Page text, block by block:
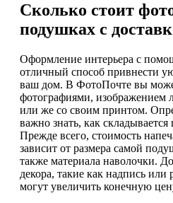
Сколько стоит
подушках с
Оформление интерьера с
отличный способ привнести
ваш дом. В ФотоПочте вы
фотографиями, изображением
или же со своим принтом.
важно знать, как складывается
Прежде всего, стоимость
зависит от размера самой
также материала наволочки.
декора, такие как надпись
могут увеличить конечную